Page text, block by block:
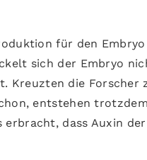
für den Embryo
sich der Embryo
Kreuzten die Forscher
entstehen
dass Auxin der